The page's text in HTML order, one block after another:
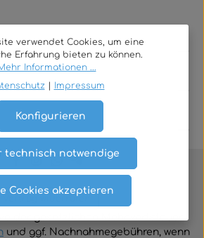
Vertrag widerrufen
und ggf. Nachnahmegebühren, wenn
verwendet Cookies, um eine
Erfahrung bieten zu können.
Informationen ...
Impressum
technisch notwendige
Konfigurieren
Cookies akzeptieren